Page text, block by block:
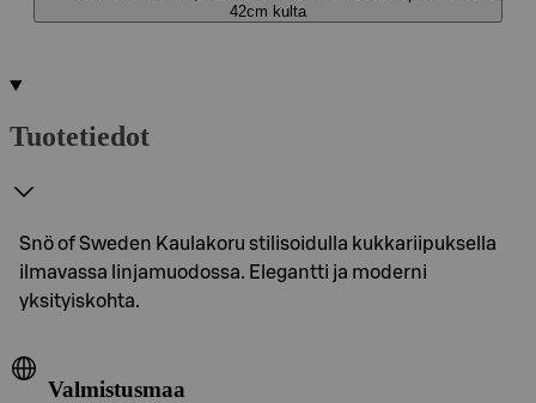
42cm kulta
Tuotetiedot
Snö of Sweden Kaulakoru stilisoidulla kukkariipuksella
ilmavassa linjamuodossa. Elegantti ja moderni
yksityiskohta.
Valmistusmaa